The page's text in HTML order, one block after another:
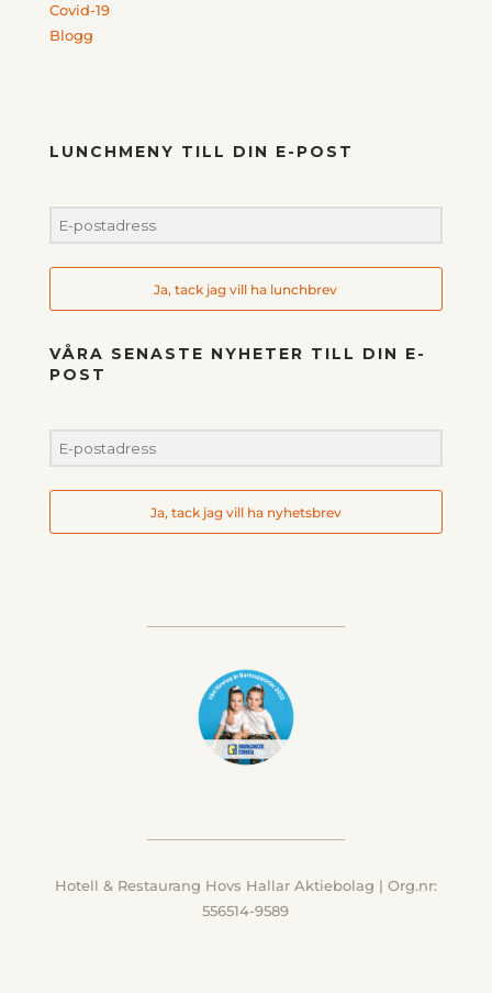
Covid-19
Blogg
LUNCHMENY TILL DIN E-POST
Ja, tack jag vill ha lunchbrev
VÅRA SENASTE NYHETER TILL DIN E-
POST
Ja, tack jag vill ha nyhetsbrev
Hotell & Restaurang Hovs Hallar Aktiebolag | Org.nr:
556514-9589